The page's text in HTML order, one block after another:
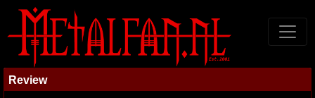
Review